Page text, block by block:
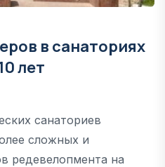
в санаториях
лет
санаториев
сложных и
редевелопмента на